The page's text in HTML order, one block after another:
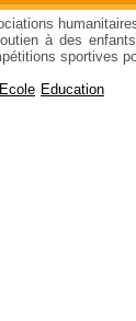
à des
sportives
Ecole Education